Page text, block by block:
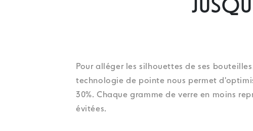
Pour alléger les silhouettes de ses
technologie de pointe nous permet
30%. Chaque gramme de verre en moins
évitées.